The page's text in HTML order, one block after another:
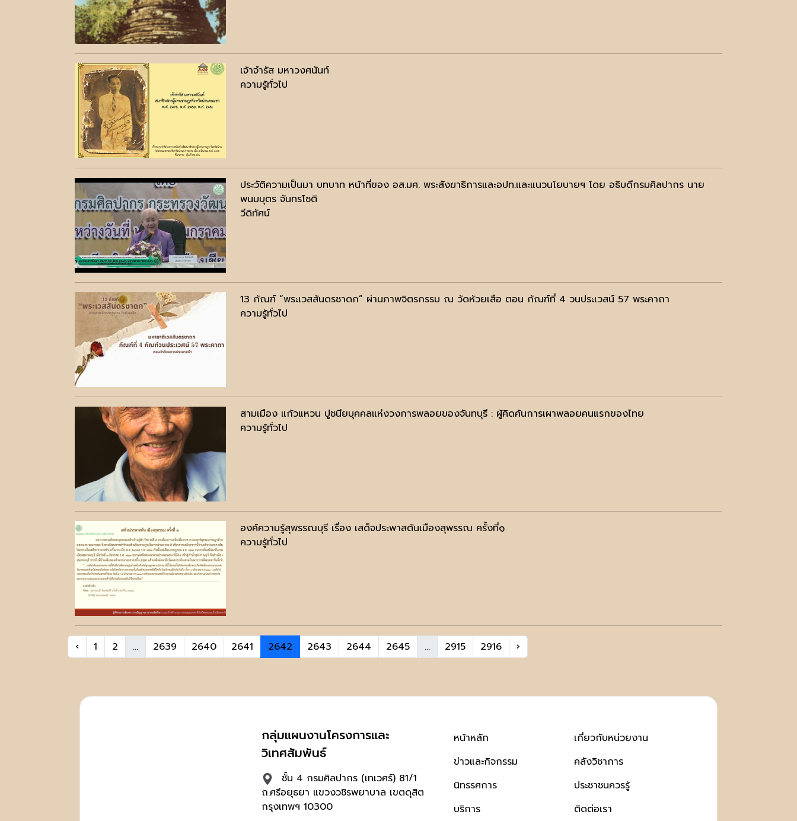
เจ้าจำรัส มหาวงศนันท์
ความรู้ทั่วไป
ประวัติความเป็นมา บทบาท หน้าที่ของ อส.มศ. พระสังฆาธิการและอปท.และแนวนโยบายฯ โดย อธิบดีกรมศิลปากร นาย
พนมบุตร จันทรโชติ
วีดิทัศน์
13 กัณฑ์ “พระเวสสันดรชาดก” ผ่านภาพจิตรกรรม ณ วัดห้วยเสือ ตอน กัณฑ์ที่ 4 วนประเวสน์ 57 พระคาถา
ความรู้ทั่วไป
สามเมือง แก้วแหวน ปูชนียบุคคลแห่งวงการพลอยของจันทบุรี : ผู้คิดค้นการเผาพลอยคนแรกของไทย
ความรู้ทั่วไป
องค์ความรู้สุพรรณบุรี เรื่อง เสด็จประพาสต้นเมืองสุพรรณ ครั้งที่๑
ความรู้ทั่วไป
‹ 1 2 ... 2639 2640 2641 2642 2643 2644 2645 ... 2915 2916 ›
กลุ่มแผนงานโครงการและ
วิเทศสัมพันธ์
ชั้น 4 กรมศิลปากร (เทเวศร์) 81/1
ถ.ศรีอยุธยา แขวงวชิรพยาบาล เขตดุสิต
กรุงเทพฯ 10300
หน้าหลัก
ข่าวและกิจกรรม
นิทรรศการ
บริการ
เกี่ยวกับหน่วยงาน
คลังวิชาการ
ประชาชนควรรู้
ติดต่อเรา